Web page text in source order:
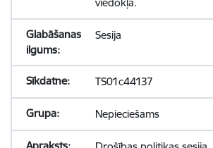
Sesija
TS01c44137
Nepieciešams